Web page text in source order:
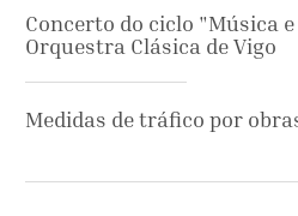
Concerto do ciclo "Música
Orquestra Clásica de Vigo
Medidas de tráfico por